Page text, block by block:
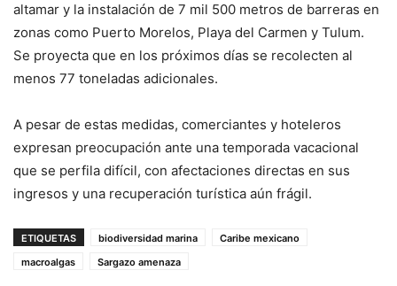
altamar y la instalación de 7 mil 500 metros de barreras en
zonas como Puerto Morelos, Playa del Carmen y Tulum.
Se proyecta que en los próximos días se recolecten al
menos 77 toneladas adicionales.
A pesar de estas medidas, comerciantes y hoteleros
expresan preocupación ante una temporada vacacional
que se perfila difícil, con afectaciones directas en sus
ingresos y una recuperación turística aún frágil.
ETIQUETAS biodiversidad marina
Caribe mexicano
macroalgas
Sargazo amenaza